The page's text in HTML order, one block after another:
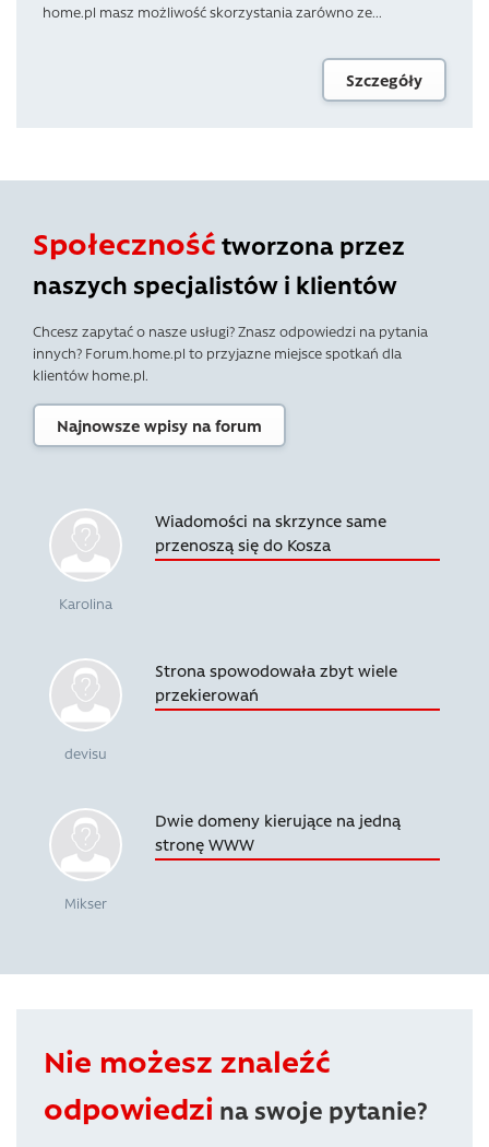
home.pl masz możliwość skorzystania zarówno ze...
Szczegóły
Społeczność tworzona przez
naszych specjalistów i klientów
Chcesz zapytać o nasze usługi? Znasz odpowiedzi na pytania
innych? Forum.home.pl to przyjazne miejsce spotkań dla
klientów home.pl.
Najnowsze wpisy na forum
Karolina
Wiadomości na skrzynce same
przenoszą się do Kosza
devisu
Strona spowodowała zbyt wiele
przekierowań
Mikser
Dwie domeny kierujące na jedną
stronę WWW
Nie możesz znaleźć
odpowiedzi na swoje pytanie?